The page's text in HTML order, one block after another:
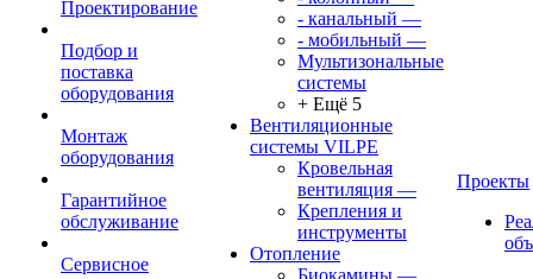
Проектирование
Подбор и
поставка
оборудования
Монтаж
оборудования
Гарантийное
обслуживание
Сервисное
- канальный —
- мобильный —
Мультизональные
системы
+ Ещё 5
Вентиляционные
системы VILPE
Кровельная
вентиляция —
Крепления и
инструменты
Отопление
Биокамины —
Проекты